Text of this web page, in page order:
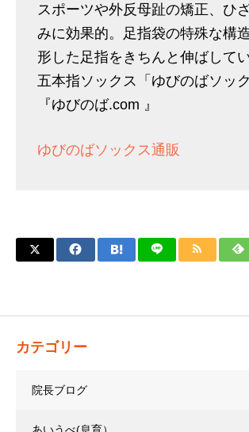
スポーツや外反母趾の矯正、ひ
みに効果的。足指袋の特殊な構
形した足指をきちんと伸ばして
五本指ソックス「ゆびのばソッ
『ゆびのば.com 』
ゆびのばソックス通販
カテゴリー
院長ブログ